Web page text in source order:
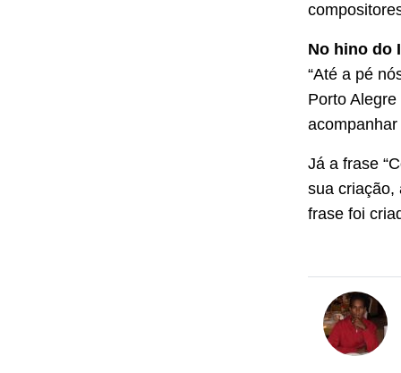
No hino do
“Até a pé
Porto
Já a frase
sua criação,
frase foi